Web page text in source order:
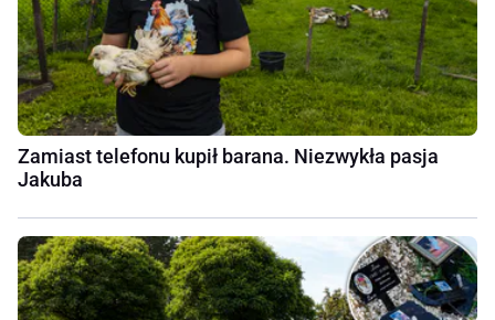
Zamiast telefonu kupił barana. Niezwykła pasja
Jakuba